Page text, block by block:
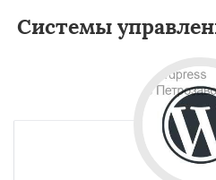
Работаем по
Кострома
Стерлитамак
Сыктывкар
Системы
Даю согласие на